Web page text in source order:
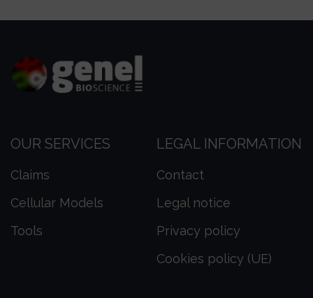
OUR SERVICES
Claims
Cellular Models
Tools
LEGAL INFORMATION
Contact
Legal notice
Privacy policy
Cookies policy (UE)